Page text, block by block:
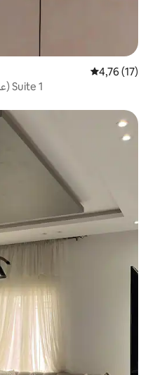
4,76 de uma
4,76 (17)
MONARCC (عنوان الفخامة والرقي) Suite 1